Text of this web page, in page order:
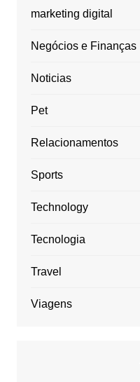
marketing digital
Negócios e Finanças
Noticias
Pet
Relacionamentos
Sports
Technology
Tecnologia
Travel
Viagens